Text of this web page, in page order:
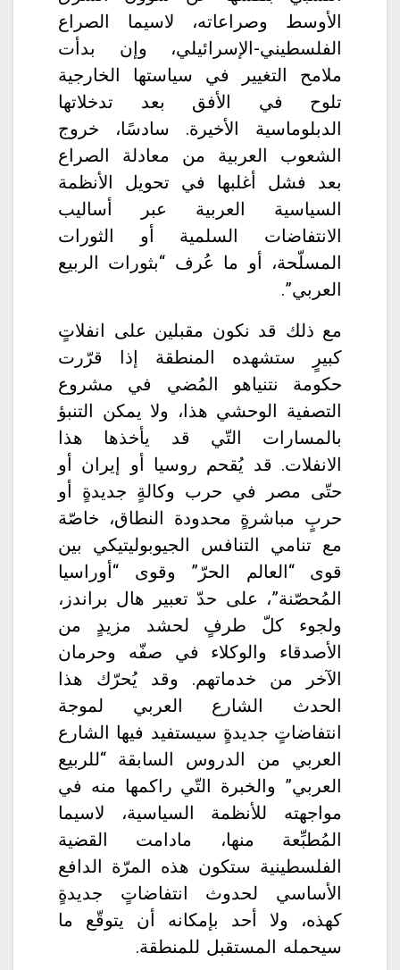
الأوسط وصراعاته، لاسيما الصراع
الفلسطيني-الإسرائيلي، وإن بدأت
ملامح التغيير في سياستها الخارجية
تلوح في الأفق بعد تدخلاتها
الدبلوماسية الأخيرة. سادسًا، خروج
الشعوب العربية من معادلة الصراع
بعد فشل أغلبها في تحويل الأنظمة
السياسية العربية عبر أساليب
الانتفاضات السلمية أو الثورات
المسلّحة، أو ما عُرف “بثورات الربيع
العربي”.
مع ذلك قد نكون مقبلين على انفلاتٍ
كبيرٍ ستشهده المنطقة إذا قرّرت
حكومة نتنياهو المُضي في مشروع
التصفية الوحشي هذا، ولا يمكن التنبؤ
بالمسارات التّي قد يأخذها هذا
الانفلات. قد يُقحم روسيا أو إيران أو
حتّى مصر في حرب وكالةٍ جديدةٍ أو
حربٍ مباشرةٍ محدودة النطاق، خاصّة
مع تنامي التنافس الجيوبوليتيكي بين
قوى “العالم الحرّ” وقوى “أوراسيا
المُحصّنة”، على حدّ تعبير هال براندز،
ولجوء كلّ طرفٍ لحشد مزيدٍ من
الأصدقاء والوكلاء في صفّه وحرمان
الآخر من خدماتهم. وقد يُحرّك هذا
الحدث الشارع العربي لموجة
انتفاضاتٍ جديدةٍ سيستفيد فيها الشارع
العربي من الدروس السابقة “للربيع
العربي” والخبرة التّي راكمها منه في
مواجهته للأنظمة السياسية، لاسيما
المُطبِّعة منها، مادامت القضية
الفلسطينية ستكون هذه المرّة الدافع
الأساسي لحدوث انتفاضاتٍ جديدةٍ
كهذه، ولا أحد بإمكانه أن يتوقّع ما
سيحمله المستقبل للمنطقة.